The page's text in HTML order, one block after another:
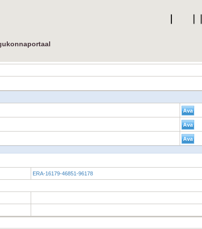
ERA-16179-46851-96178